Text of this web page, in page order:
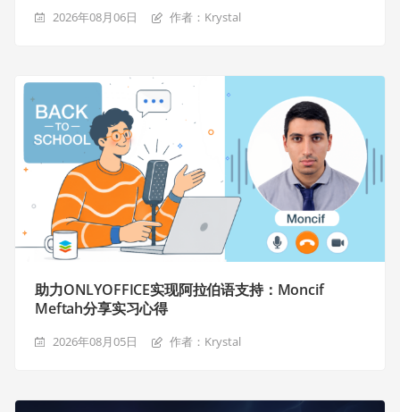
2026年08月06日 作者：Krystal
助力ONLYOFFICE实现阿拉伯语支持：Moncif
Meftah分享实习心得
2026年08月05日 作者：Krystal